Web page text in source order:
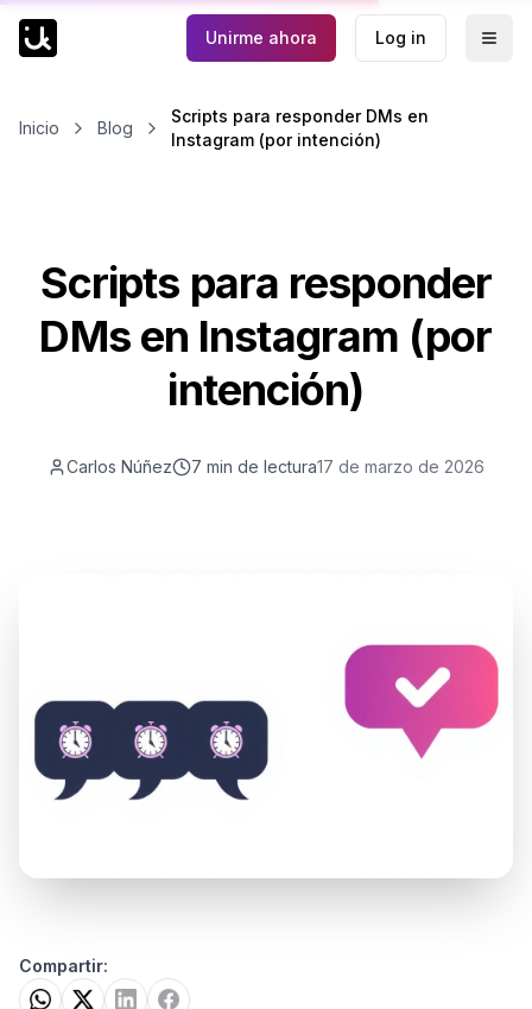
Unirme ahora Log in
Inicio Blog
Scripts para responder DMs en
Instagram (por intención)
Scripts para responder
DMs en Instagram (por
intención)
Carlos Núñez 7 min de lectura17 de marzo de 2026
Compartir: